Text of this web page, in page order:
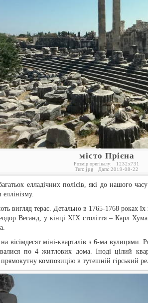
місто Прієна
Розмір оригіналу: 1232x731
Тип: jpg Дата: 2019-08-22
елладічних полісів, які до нашого
вигляд терас. Детально в 1765-1768 роках їх
Веганд, у кінці XIX століття – Карл
вісімдесят міні-кварталів з 6-ма
по 4 житлових дома. Іноді цілий
прямокутну композицію в тутешній гірський